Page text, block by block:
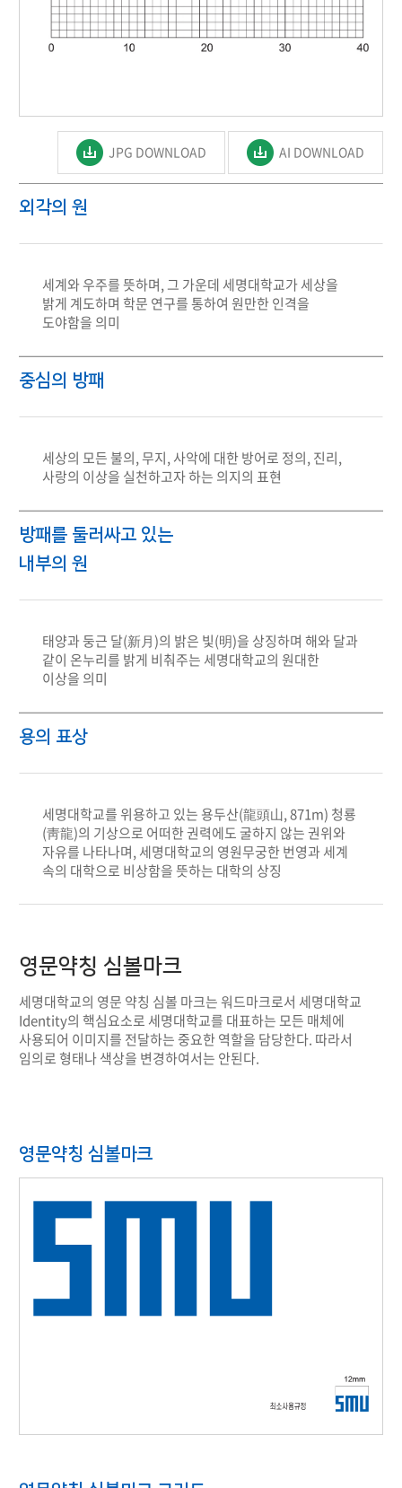
JPG DOWNLOAD AI DOWNLOAD
외각의 원
세계와 우주를 뜻하며, 그 가운데 세명대학교가 세상을
밝게 계도하며 학문 연구를 통하여 원만한 인격을
도야함을 의미
중심의 방패
세상의 모든 불의, 무지, 사악에 대한 방어로 정의, 진리,
사랑의 이상을 실천하고자 하는 의지의 표현
방패를 둘러싸고 있는
내부의 원
태양과 둥근 달(新月)의 밝은 빛(明)을 상징하며 해와 달과
같이 온누리를 밝게 비춰주는 세명대학교의 원대한
이상을 의미
용의 표상
세명대학교를 위용하고 있는 용두산(龍頭山, 871m) 청룡
(靑龍)의 기상으로 어떠한 권력에도 굴하지 않는 권위와
자유를 나타나며, 세명대학교의 영원무궁한 번영과 세계
속의 대학으로 비상함을 뜻하는 대학의 상징
영문약칭 심볼마크
세명대학교의 영문 약칭 심볼 마크는 워드마크로서 세명대학교
Identity의 핵심요소로 세명대학교를 대표하는 모든 매체에
사용되어 이미지를 전달하는 중요한 역할을 담당한다. 따라서
임의로 형태나 색상을 변경하여서는 안된다.
영문약칭 심볼마크